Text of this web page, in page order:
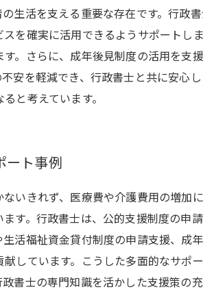
生活を支える重要な存在です。行政
を確実に活用できるようサポートし
。さらに、成年後見制度の活用を支
安を軽減でき、行政書士と共に安心
と考えています。
ート事例
いきれず、医療費や介護費用の増加
す。行政書士は、公的支援制度の申
活福祉資金貸付制度の申請支援、成
しています。こうした多面的なサポ
書士の専門知識を活かした支援策の充